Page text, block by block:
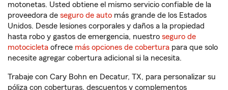
motonetas. Usted obtiene el mismo servicio confiable de la
proveedora de seguro de auto más grande de los Estados
Unidos. Desde lesiones corporales y daños a la propiedad
hasta robo y gastos de emergencia, nuestro seguro de
motocicleta ofrece más opciones de cobertura para que solo
necesite agregar cobertura adicional si la necesita.
Trabaje con Cary Bohn en Decatur, TX, para personalizar su
póliza con coberturas, descuentos y complementos